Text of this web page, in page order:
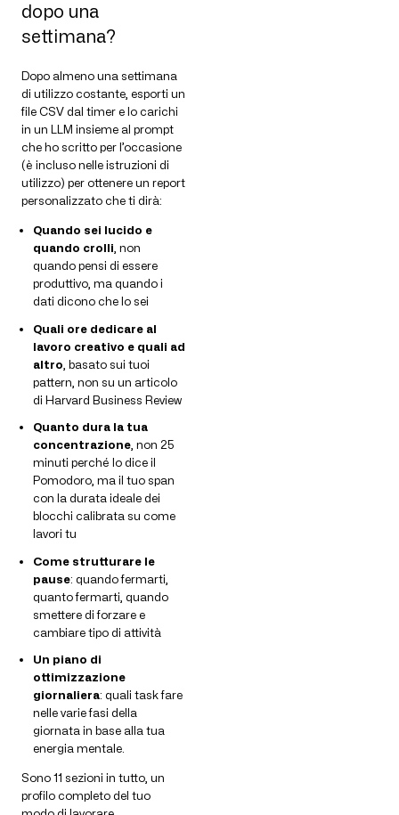
dopo una
settimana?
Dopo almeno una settimana
di utilizzo costante, esporti un
file CSV dal timer e lo carichi
in un LLM insieme al prompt
che ho scritto per l’occasione
(è incluso nelle istruzioni di
utilizzo) per ottenere un report
personalizzato che ti dirà:
Quando sei lucido e
quando crolli, non
quando pensi di essere
produttivo, ma quando i
dati dicono che lo sei
Quali ore dedicare al
lavoro creativo e quali ad
altro , basato sui tuoi
pattern, non su un articolo
di Harvard Business Review
Quanto dura la tua
concentrazione, non 25
minuti perché lo dice il
Pomodoro, ma il tuo span
con la durata ideale dei
blocchi calibrata su come
lavori tu
Come strutturare le
pause: quando fermarti,
quanto fermarti, quando
smettere di forzare e
cambiare tipo di attività
Un piano di
ottimizzazione
giornaliera: quali task fare
nelle varie fasi della
giornata in base alla tua
energia mentale.
Sono 11 sezioni in tutto, un
profilo completo del tuo